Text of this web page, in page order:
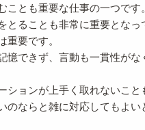
とも重要な仕事の一つです。
ることも非常に重要となっ
要です。
憶できず、言動も一貫性がな
ションが上手く取れないこと
のならと雑に対応してもよい